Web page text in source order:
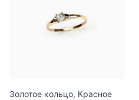
Золотое кольцо, Красное